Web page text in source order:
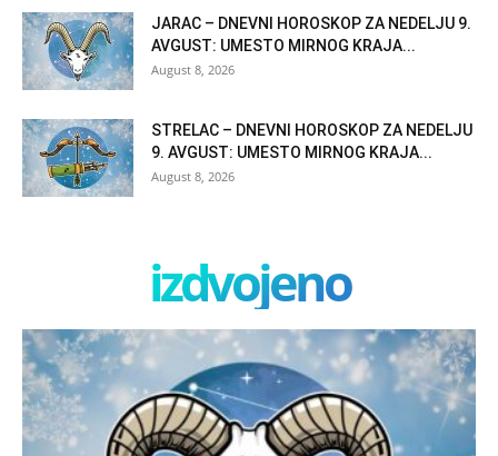
JARAC – DNEVNI HOROSKOP ZA NEDELJU 9.
AVGUST: UMESTO MIRNOG KRAJA...
August 8, 2026
STRELAC – DNEVNI HOROSKOP ZA NEDELJU
9. AVGUST: UMESTO MIRNOG KRAJA...
August 8, 2026
izdvojeno